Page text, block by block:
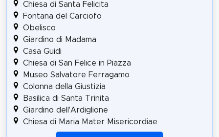
Chiesa di Santa Felicita
Fontana del Carciofo
Obelisco
Giardino di Madama
Casa Guidi
Chiesa di San Felice in Piazza
Museo Salvatore Ferragamo
Colonna della Giustizia
Basilica di Santa Trinita
Giardino dell'Ardiglione
Chiesa di Maria Mater Misericordiae